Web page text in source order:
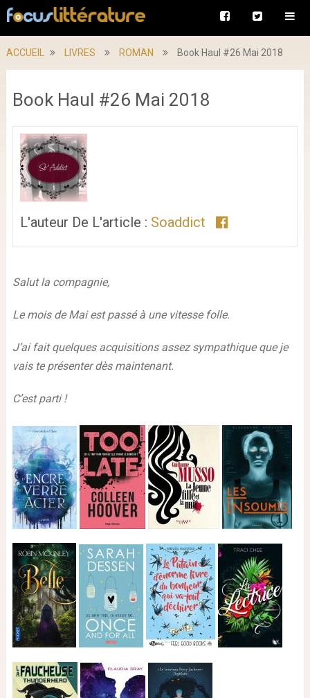
ACCUEIL LIVRES ROMAN Book Haul #26 Mai 2018
Book Haul #26 Mai 2018
L'auteur De L'article : Soaddict
Salut la compagnie,
Le mois de Mai est passé à une vitesse folle.
J’ai fait quelques acquisitions assez sympathique que je
vais te présenter dès maintenant.
C’est parti !